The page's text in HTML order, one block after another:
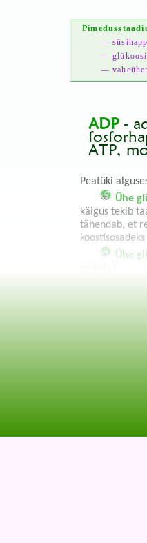
—
— glükoosi
—
ADP-
ATP,
Peatüki
Ühe
käigus tekib
tähendab, et
Ühe